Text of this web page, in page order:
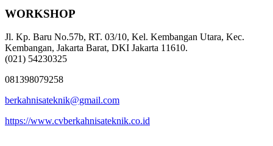
WORKSHOP
Jl. Kp. Baru No.57b, RT. 03/10, Kel. Kembangan Utara, Kec.
Kembangan, Jakarta Barat, DKI Jakarta 11610.
(021) 54230325
081398079258
berkahnisateknik@gmail.com
https://www.cvberkahnisateknik.co.id